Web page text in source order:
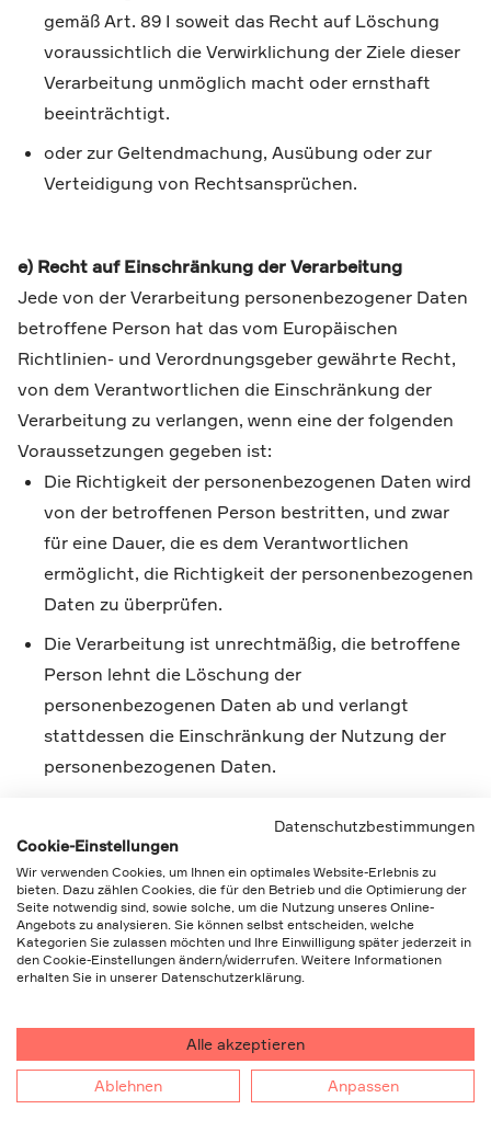
gemäß Art. 89 I soweit das Recht auf Löschung
voraussichtlich die Verwirklichung der Ziele dieser
Verarbeitung unmöglich macht oder ernsthaft
beeinträchtigt.
oder zur Geltendmachung, Ausübung oder zur
Verteidigung von Rechtsansprüchen.
e) Recht auf Einschränkung der Verarbeitung
Jede von der Verarbeitung personenbezogener Daten
betroffene Person hat das vom Europäischen
Richtlinien- und Verordnungsgeber gewährte Recht,
von dem Verantwortlichen die Einschränkung der
Verarbeitung zu verlangen, wenn eine der folgenden
Voraussetzungen gegeben ist:
Die Richtigkeit der personenbezogenen Daten wird
von der betroffenen Person bestritten, und zwar
für eine Dauer, die es dem Verantwortlichen
ermöglicht, die Richtigkeit der personenbezogenen
Daten zu überprüfen.
Die Verarbeitung ist unrechtmäßig, die betroffene
Person lehnt die Löschung der
personenbezogenen Daten ab und verlangt
stattdessen die Einschränkung der Nutzung der
personenbezogenen Daten.
personenbezogenen Daten für die Zwecke der
Verarbeitung nicht länger, die betroffene Person
benötigt sie jedoch zur Geltendmachung,
Ausübung oder Verteidigung von
Rechtsansprüchen.
Verarbeitung gem. Art. 21 Abs. 1 DS-GVO eingelegt
und es steht noch nicht fest, ob die berechtigten
Gründe des Verantwortlichen gegenüber denen
Datenschutzbestimmungen
Cookie-Einstellungen
Wir verwenden Cookies, um Ihnen ein optimales Website-Erlebnis zu
bieten. Dazu zählen Cookies, die für den Betrieb und die Optimierung der
Seite notwendig sind, sowie solche, um die Nutzung unseres Online-
Angebots zu analysieren. Sie können selbst entscheiden, welche
Kategorien Sie zulassen möchten und Ihre Einwilligung später jederzeit in
den Cookie-Einstellungen ändern/widerrufen. Weitere Informationen
erhalten Sie in unserer Datenschutzerklärung.
Alle akzeptieren
Ablehnen Anpassen